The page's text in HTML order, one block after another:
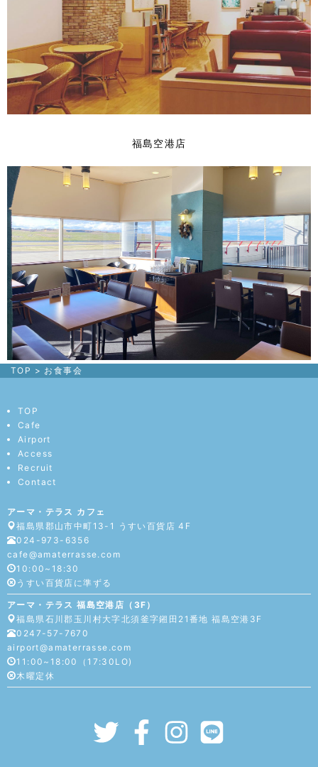
福島空港店
TOP > お食事会
TOP
Cafe
Airport
Access
Recruit
Contact
アーマ・テラス カフェ
福島県郡山市中町13-1 うすい百貨店 4F
024-973-6356
cafe@amaterrasse.com
10:00~18:30
うすい百貨店に準ずる
アーマ・テラス 福島空港店（3F）
福島県石川郡玉川村大字北須釜字鎺田21番地 福島空港3F
0247-57-7670
airport@amaterrasse.com
11:00~18:00（17:30LO)
木曜定休